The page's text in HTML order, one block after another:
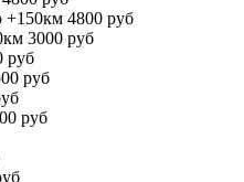
+150км 4800 руб
3000 руб
руб
руб
руб